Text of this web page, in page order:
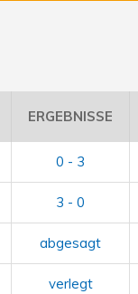
ERGEBNISSE
0 - 3
3 - 0
abgesagt
verlegt